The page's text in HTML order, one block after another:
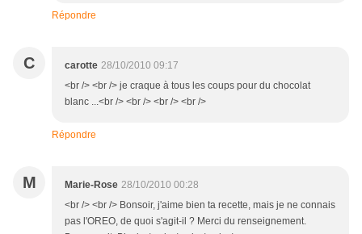
Répondre
C carotte 28/10/2010 09:17
<br /> <br /> je craque à tous les coups pour du chocolat
blanc ...<br /> <br /> <br /> <br />
Répondre
M Marie-Rose 28/10/2010 00:28
<br /> <br /> Bonsoir, j'aime bien ta recette, mais je ne connais
pas l'OREO, de quoi s'agit-il ? Merci du renseignement.